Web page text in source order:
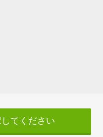
てください